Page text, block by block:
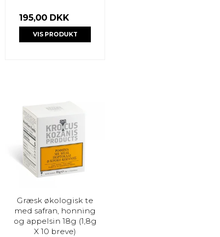
195,00 DKK
VIS PRODUKT
Græsk økologisk te
med safran, honning
og appelsin 18g (1,8g
X 10 breve)